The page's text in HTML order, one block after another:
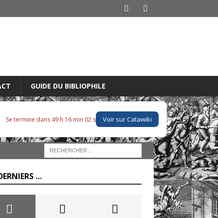
GUIDE DU BIBLIOPHILE
Se termine dans 49 h 16 min 01 s Voir sur Catawiki
…